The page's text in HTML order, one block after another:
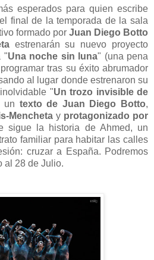
esperados para quien escribe
final de la temporada de la sala
formado por Juan Diego Botto
estrenarán su nuevo proyecto
"Una noche sin luna" (una pena
tras su éxito abrumador
al lugar donde estrenaron su
"Un trozo invisible de
un texto de Juan Diego Botto,
Menchetay protagonizado por
sigue la historia de Ahmed, un
familiar para habitar las calles
cruzar a España. Podremos
al 28 de Julio.